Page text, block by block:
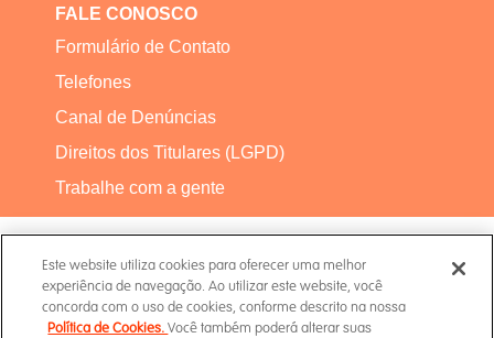
FALE CONOSCO
Formulário de Contato
Telefones
Canal de Denúncias
Direitos dos Titulares (LGPD)
Trabalhe com a gente
Este website utiliza cookies para oferecer uma melhor
experiência de navegação. Ao utilizar este website, você
concorda com o uso de cookies, conforme descrito na nossa
Política de Cookies.Você também poderá alterar suas